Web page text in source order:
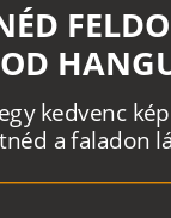
egy kedvenc kép
tnéd a faladon l